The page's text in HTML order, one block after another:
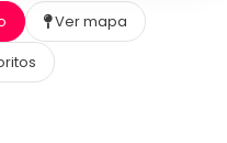
Ver mapa